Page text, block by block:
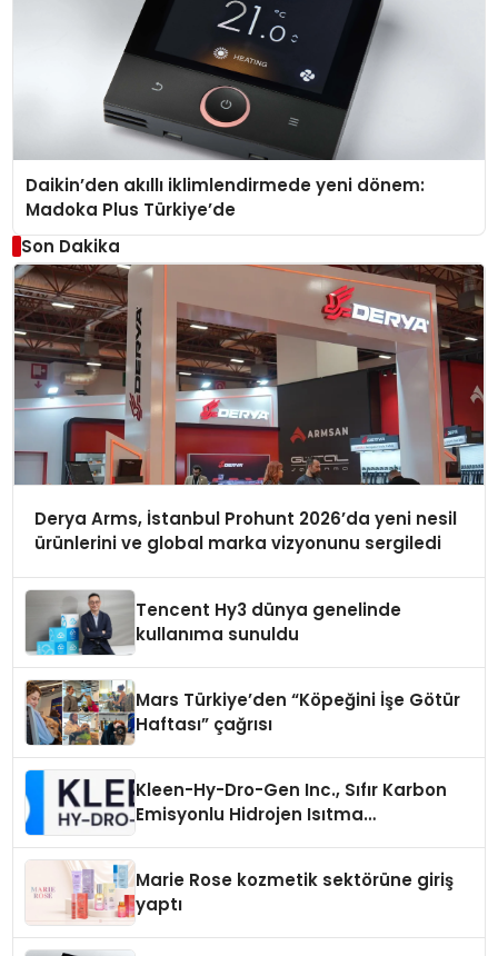
Daikin’den akıllı iklimlendirmede yeni dönem:
Madoka Plus Türkiye’de
Son Dakika
Derya Arms, İstanbul Prohunt 2026’da yeni nesil
ürünlerini ve global marka vizyonunu sergiledi
Tencent Hy3 dünya genelinde
kullanıma sunuldu
Mars Türkiye’den “Köpeğini İşe Götür
Haftası” çağrısı
Kleen-Hy-Dro-Gen Inc., Sıfır Karbon
Emisyonlu Hidrojen Isıtma
Marie Rose kozmetik sektörüne giriş
yaptı